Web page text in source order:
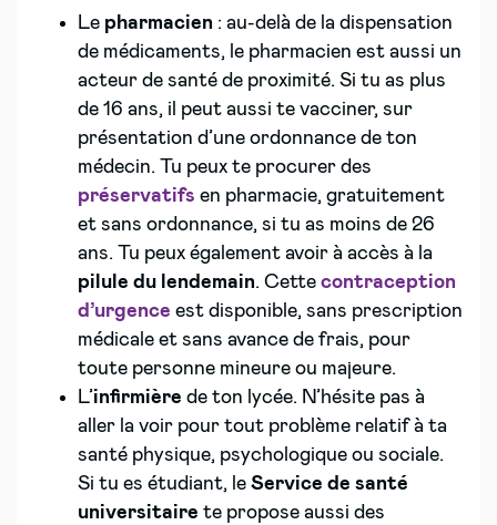
Le pharmacien : au-delà de la dispensation
de médicaments, le pharmacien est aussi un
acteur de santé de proximité. Si tu as plus
de 16 ans, il peut aussi te vacciner, sur
présentation d’une ordonnance de ton
médecin. Tu peux te procurer des
préservatifs en pharmacie, gratuitement
et sans ordonnance, si tu as moins de 26
ans. Tu peux également avoir à accès à la
pilule du lendemain. Cette contraception
d’urgence est disponible, sans prescription
médicale et sans avance de frais, pour
toute personne mineure ou majeure.
L’infirmière de ton lycée. N’hésite pas à
aller la voir pour tout problème relatif à ta
santé physique, psychologique ou sociale.
Si tu es étudiant, le Service de santé
universitaire te propose aussi des